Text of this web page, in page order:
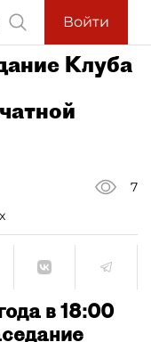
Войти
Клуба
7
в 18:00